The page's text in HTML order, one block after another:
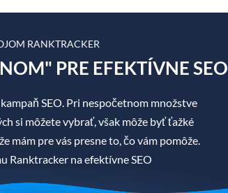
RANKTRACKER
PRE EFEKTÍVNE SEO
SEO. Pri nespočetnom množstve
si môžete vybrať, však môže byť ťažké
mám pre vás presne to, čo vám pomôže.
Ranktracker na efektívne SEO